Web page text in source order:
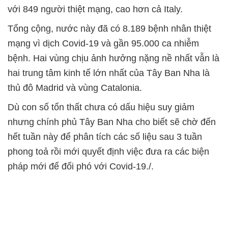
với 849 người thiệt mạng, cao hơn cả Italy.
Tổng cộng, nước này đã có 8.189 bệnh nhân thiệt
mạng vì dịch Covid-19 và gần 95.000 ca nhiễm
bệnh. Hai vùng chịu ảnh hưởng nặng nề nhất vẫn là
hai trung tâm kinh tế lớn nhất của Tây Ban Nha là
thủ đô Madrid và vùng Catalonia.
Dù con số tổn thất chưa có dấu hiệu suy giảm
nhưng chính phủ Tây Ban Nha cho biết sẽ chờ đến
hết tuần này để phân tích các số liệu sau 3 tuần
phong toả rồi mới quyết định việc đưa ra các biện
pháp mới để đối phó với Covid-19./.